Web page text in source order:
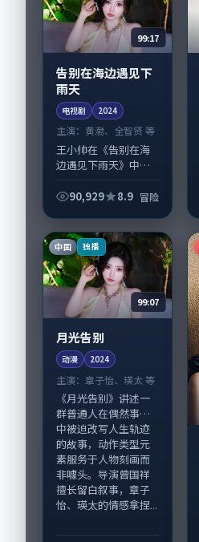
99:17
告别在海边遇见下
雨天
电视剧 2024
主演： 黄渤、全智贤 等
王小帅在《告别在海
边遇见下雨天》中以
险张力，黄渤、全智
主要在法国完成制作
协同，2024-1...
90,929 8.9 冒险
中国 独播
99:07
月光告别
动漫 2024
主演： 章子怡、瑛太 等
《月光告别》讲述一
群普通人在偶然事件
中被迫改写人生轨迹
的故事，动作类型元
素服务于人物刻画而
非噱头。导演曾国祥
擅长留白叙事，章子
怡、瑛太的情感拿捏...